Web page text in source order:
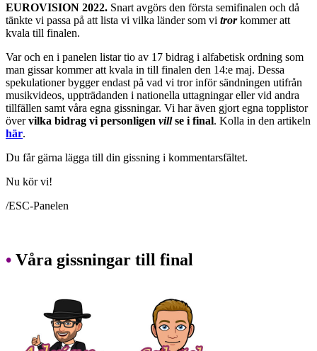
EUROVISION 2022. Snart avgörs den första semifinalen och då
tänkte vi passa på att lista vi vilka länder som vi trorkommer att
kvala till finalen.
Var och en i panelen listar tio av 17 bidrag i alfabetisk ordning som
man gissar kommer att kvala in till finalen den 14:e maj. Dessa
spekulationer bygger endast på vad vi tror inför sändningen utifrån
musikvideos, uppträdanden i nationella uttagningar eller vid andra
tillfällen samt våra egna gissningar. Vi har även gjort egna topplistor
övervilka bidrag vi personligen villse i final. Kolla in den artikeln
här.
Du får gärna lägga till din gissning i kommentarsfältet.
Nu kör vi!
/ESC-Panelen
• Våra gissningar till final